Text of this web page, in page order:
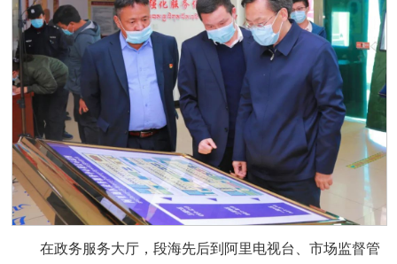
在政务服务大厅，段海先后到阿里电视台、市场监督管